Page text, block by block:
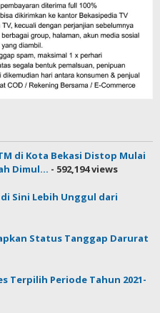
di Kota Bekasi Distop Mulai
Dimul... - 592,194 views
Sini Lebih Unggul dari
Status Tanggap Darurat
Terpilih Periode Tahun 2021-